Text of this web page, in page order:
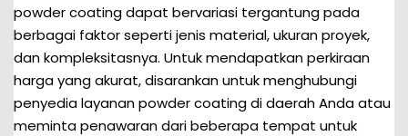
powder coating dapat bervariasi tergantung pada
berbagai faktor seperti jenis material, ukuran proyek,
dan kompleksitasnya. Untuk mendapatkan perkiraan
harga yang akurat, disarankan untuk menghubungi
penyedia layanan powder coating di daerah Anda atau
meminta penawaran dari beberapa tempat untuk